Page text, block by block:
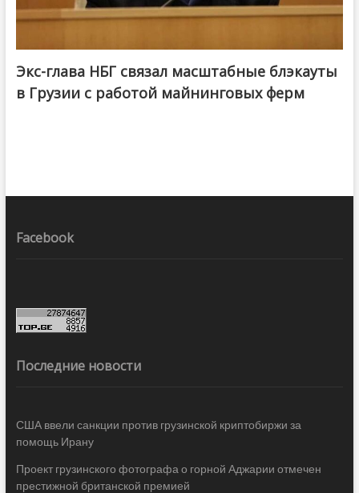
Экс-глава НБГ связал масштабные блэкауты
в Грузии с работой майнинговых ферм
Facebook
Последние новости
США ввели санкции против грузинской криптобиржи за
помощь Ирану
Проект грузинского фотографа о горной Аджарии отмечен
престижной британской премией